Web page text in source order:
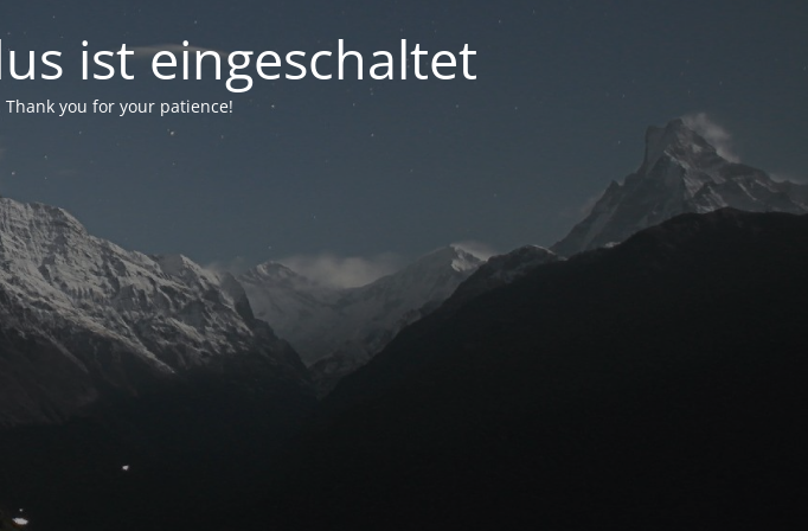
ist eingeschaltet
you for your patience!